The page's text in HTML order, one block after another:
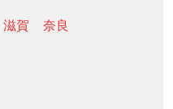
滋賀 奈良